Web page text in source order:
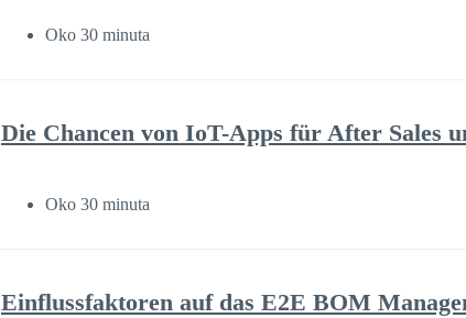
Oko 30 minuta
Die Chancen von IoT-Apps für After Sales
Oko 30 minuta
Einflussfaktoren auf das E2E BOM